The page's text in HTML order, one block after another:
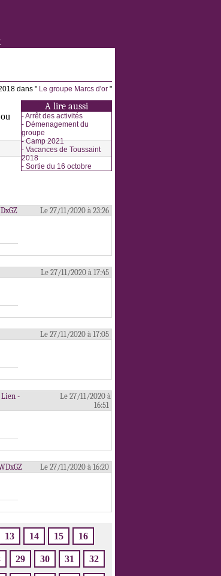
dans " Le groupe Marcs d'or "
A lire aussi
-Arrêt des activités
- Démenagement du
groupe
-Camp 2021
- Vacances de Toussaint
2018
- Sortie du 16 octobre
Le 27/11/2020 à 23:26
Le 27/11/2020 à 17:45
Le 27/11/2020 à 17:05
Lien -
Le 27/11/2020 à
16:51
Le 27/11/2020 à 16:20
13 14 15 16
29 30 31 32